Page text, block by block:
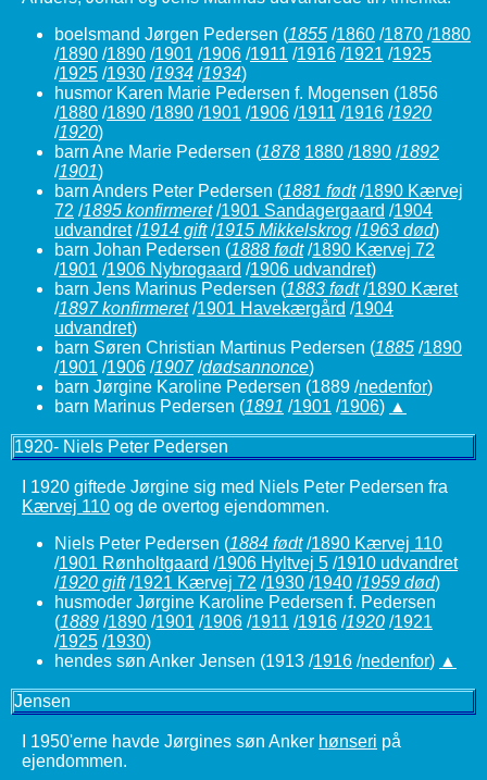
boelsmand Jørgen Pedersen (1855 /1860 /1870 /1880
/1890 /1890 /1901 /1906 /1911 /1916 /1921 /1925
/1925 /1930 /1934 /1934)
husmor Karen Marie Pedersen f. Mogensen (1856
/1880 /1890 /1890 /1901 /1906 /1911 /1916 /1920
/1920)
barn Ane Marie Pedersen (1878 1880 /1890 /1892
/1901)
barn Anders Peter Pedersen (1881 født/1890 Kærvej
72 /1895 konfirmeret/1901 Sandagergaard /1904
udvandret/1914 gift/1915 Mikkelskrog /1963 død)
barn Johan Pedersen (1888 født/1890 Kærvej 72
/1901 /1906 Nybrogaard /1906 udvandret)
barn Jens Marinus Pedersen (1883 født/1890 Kæret
/1897 konfirmeret/1901 Havekærgård /1904
udvandret)
barn Søren Christian Martinus Pedersen (1885 /1890
/1901 /1906 /1907/dødsannonce)
barn Jørgine Karoline Pedersen (1889 /nedenfor)
barn Marinus Pedersen (1891 /1901 /1906) ▲
1920- Niels Peter Pedersen
I 1920 giftede Jørgine sig med Niels Peter Pedersen fra
Kærvej 110 og de overtog ejendommen.
Niels Peter Pedersen (1884 født/1890 Kærvej 110
/1901 Rønholtgaard /1906 Hyltvej 5 /1910 udvandret
/1920 gift/1921 Kærvej 72 /1930 /1940 /1959 død)
husmoder Jørgine Karoline Pedersen f. Pedersen
(1889 /1890 /1901 /1906 /1911 /1916 /1920 /1921
/1925 /1930)
hendes søn Anker Jensen (1913 /1916 /nedenfor) ▲
Jensen
I 1950'erne havde Jørgines søn Anker hønseri på
ejendommen.